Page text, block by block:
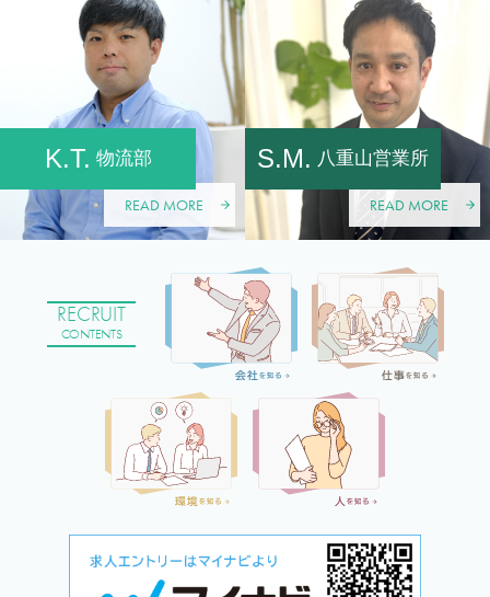
K.T. 物流部
READ MORE
S.M. 八重山営業所
READ MORE
RECRUIT
CONTENTS